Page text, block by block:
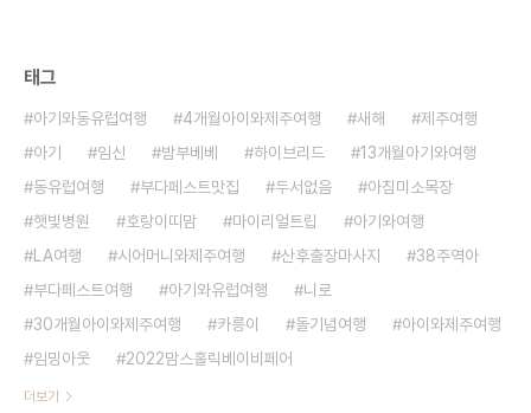
태그
아기와동유럽여행 4개월아이와제주여행 새해
제주여행
아기
임신 밤부베베 하이브리드
13개월아기와여행
동유럽여행
부다페스트맛집 두서없음
아침미소목장
햇빛병원
호랑이띠맘 마이리얼트립
아기와여행
LA여행
시어머니와제주여행 산후출장마사지
38주역아
부다페스트여행
아기와유럽여행
니로
30개월아이와제주여행
카릉이 돌기념여행
아이와제주여행
임밍아웃
2022맘스홀릭베이비페어
더보기